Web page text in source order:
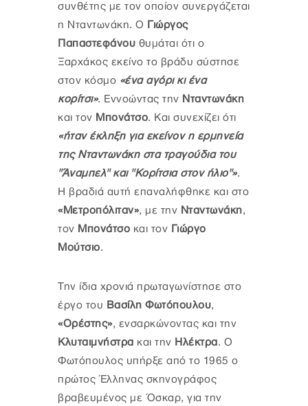
συνθέτης με τον οποίον συνεργάζεται
η Νταντωνάκη. Ο Γιώργος
Παπαστεφάνου θυμάται ότι ο
Ξαρχάκος εκείνο το βράδυ σύστησε
στον κόσμο «ένα αγόρι κι ένα
κορίτσι». Εννοώντας την Νταντωνάκη
και τον Μπονάτσο. Και συνεχίζει ότι
«ήταν έκληξη για εκείνον η ερμηνεία
της Νταντωνάκη στα τραγούδια του
"Άναμπελ" και "Κορίτσια στον ήλιο"».
Η βραδιά αυτή επαναλήφθηκε και στο
«Μετροπόλιταν», με την Νταντωνάκη,
τον Μπονάτσο και τον Γιώργο
Μούτσιο.
Την ίδια χρονιά πρωταγωνίστησε στο
έργο του Βασίλη Φωτόπουλου,
«Ορέστης», ενσαρκώνοντας και την
Κλυταιμνήστρα και την Ηλέκτρα. Ο
Φωτόπουλος υπήρξε από το 1965 ο
πρώτος Έλληνας σκηνογράφος
βραβευμένος με Όσκαρ, για την